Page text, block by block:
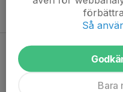
Sportfältet
Ons 10
18:30
Melleruds IF Blå
2015 lag 1 IF Vi...
Så
Bara